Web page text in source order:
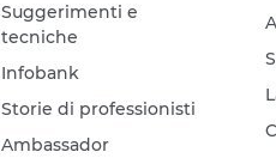
Suggerimenti e
tecniche
Infobank
Storie di professionisti
Ambassador